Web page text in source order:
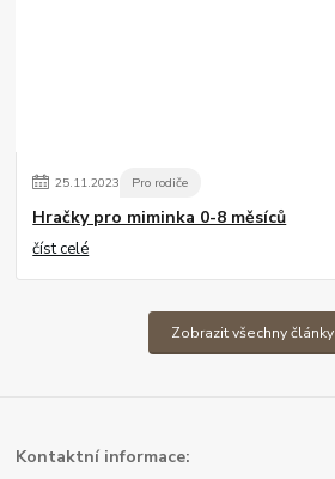
25.11.2023 Pro rodiče
Hračky pro miminka 0-8 měsíců
číst celé
Zobrazit všechny články
Kontaktní informace: